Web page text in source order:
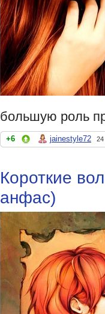
большую роль
+6 jainestyle72 24
Короткие
анфас)